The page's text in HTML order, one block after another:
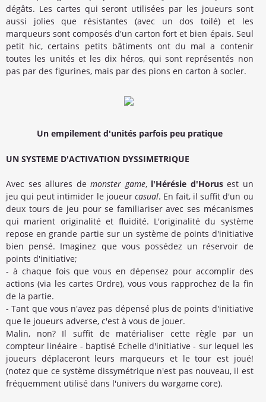
dégâts. Les cartes qui seront utilisées par les joueurs sont
aussi jolies que résistantes (avec un dos toilé) et les
marqueurs sont composés d'un carton fort et bien épais. Seul
petit hic, certains petits bâtiments ont du mal a contenir
toutes les unités et les dix héros, qui sont représentés non
pas par des figurines, mais par des pions en carton à socler.
Un empilement d'unités parfois peu pratique
UN SYSTEME D'ACTIVATION DYSSIMETRIQUE
Avec ses allures demonster game, l'Hérésie d'Horusest un
jeu qui peut intimider le joueur casual. En fait, il suffit d'un ou
deux tours de jeu pour se familiariser avec ses mécanismes
qui marient originalité et fluidité. L'originalité du système
repose en grande partie sur un système de points d'initiative
bien pensé. Imaginez que vous possédez un réservoir de
points d'initiative;
- à chaque fois que vous en dépensez pour accomplir des
actions (via les cartes Ordre), vous vous rapprochez de la fin
de la partie.
- Tant que vous n'avez pas dépensé plus de points d'initiative
que le joueurs adverse, c'est à vous de jouer.
Malin, non? Il suffit de matérialiser cette règle par un
compteur linéaire - baptisé Echelle d'initiative - sur lequel les
joueurs déplaceront leurs marqueurs et le tour est joué!
(notez que ce système dissymétrique n'est pas nouveau, il est
fréquemment utilisé dans l'univers du wargame core).